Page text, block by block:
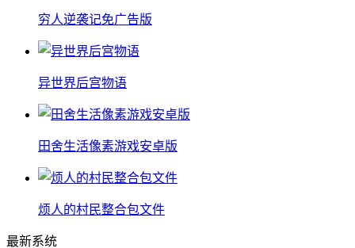
穷人逆袭记免广告版
异世界后宫物语
田舍生活像素游戏安卓版
烦人的村民整合包文件
最新系统